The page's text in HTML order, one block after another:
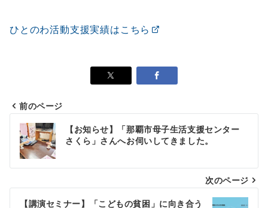
ひとのわ活動支援実績はこちら
投
稿
ナ
ビ
前のページ
【お知らせ】「那覇市母子生活支援センター
さくら」さんへお伺いしてきました。
次のページ
【講演セミナー】「こどもの貧困」に向き合う